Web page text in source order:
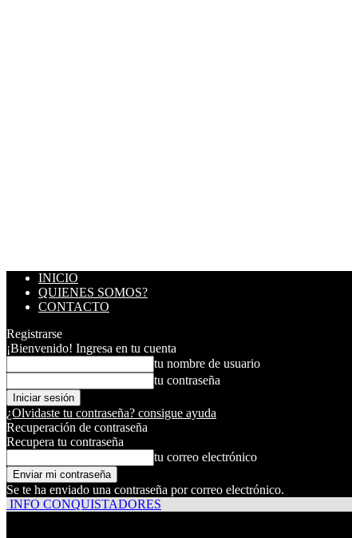
INICIO
QUIENES SOMOS?
CONTACTO
Registrarse
¡Bienvenido! Ingresa en tu cuenta
tu nombre de usuario
tu contraseña
¿Olvidaste tu contraseña? consigue ayuda
Recuperación de contraseña
Recupera tu contraseña
tu correo electrónico
Se te ha enviado una contraseña por correo electrónico.
INFO CONQUISTADORES